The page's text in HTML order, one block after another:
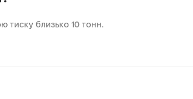
тиску близько 10 тонн.